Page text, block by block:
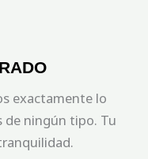
exactamente lo
de ningún tipo. Tu